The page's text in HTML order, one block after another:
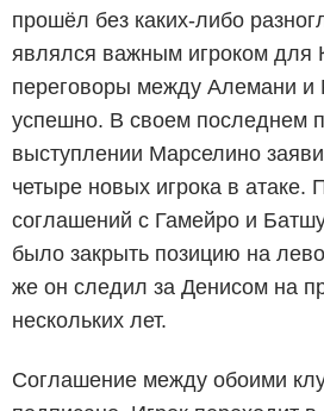
прошёл без каких-либо
являлся важным игроком для
переговоры между Алемани и
успешно. В своем последнем
выступлении Марселино
четыре новых игрока в атаке.
соглашений с Гамейро и
было закрыть позицию на
же он следил за Денисом на
нескольких лет.
Соглашение между обоими